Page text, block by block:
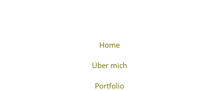
Home
Über mich
Portfolio